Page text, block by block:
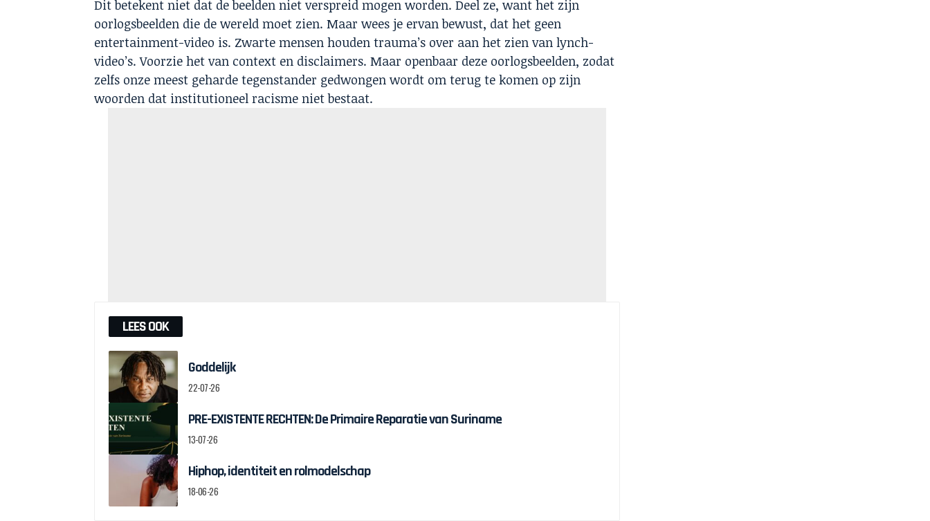
Dit betekent niet dat de beelden niet verspreid mogen worden. Deel ze, want het zijn
oorlogsbeelden die de wereld moet zien. Maar wees je ervan bewust, dat het geen
entertainment-video is. Zwarte mensen houden trauma’s over aan het zien van lynch-
video’s. Voorzie het van context en disclaimers. Maar openbaar deze oorlogsbeelden, zodat
zelfs onze meest geharde tegenstander gedwongen wordt om terug te komen op zijn
woorden dat institutioneel racisme niet bestaat.
LEES OOK
Goddelijk
22-07-26
PRE-EXISTENTE RECHTEN: De Primaire Reparatie van Suriname
13-07-26
Hiphop, identiteit en rolmodelschap
18-06-26